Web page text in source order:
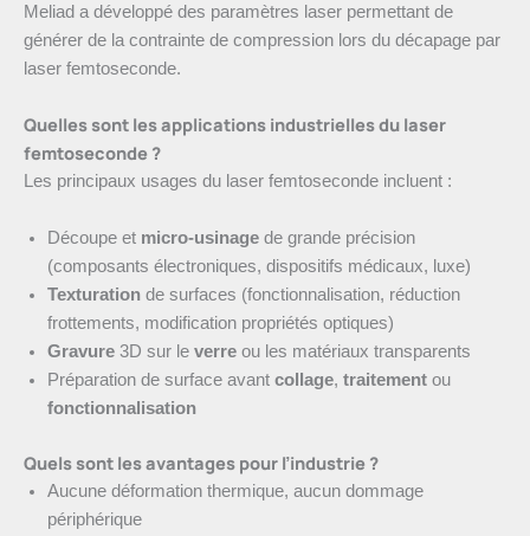
Meliad a développé des paramètres laser permettant de
générer de la contrainte de compression lors du décapage par
laser femtoseconde.
Quelles sont les applications industrielles du laser
femtoseconde ?
Les principaux usages du laser femtoseconde incluent :
Découpe et micro-usinage de grande précision
(composants électroniques, dispositifs médicaux, luxe)
Texturation de surfaces (fonctionnalisation, réduction
frottements, modification propriétés optiques)
Gravure 3D sur le verre ou les matériaux transparents
Préparation de surface avant collage, traitement ou
fonctionnalisation
Quels sont les avantages pour l’industrie ?
Aucune déformation thermique, aucun dommage
périphérique